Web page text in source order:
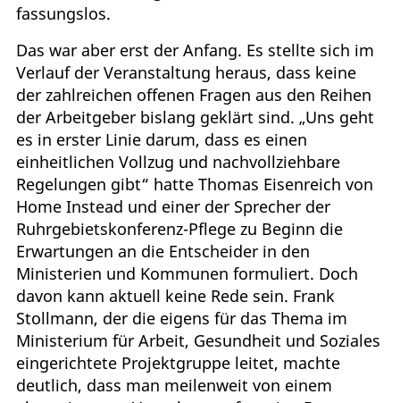
fassungslos.
Das war aber erst der Anfang. Es stellte sich im
Verlauf der Veranstaltung heraus, dass keine
der zahlreichen offenen Fragen aus den Reihen
der Arbeitgeber bislang geklärt sind. „Uns geht
es in erster Linie darum, dass es einen
einheitlichen Vollzug und nachvollziehbare
Regelungen gibt“ hatte Thomas Eisenreich von
Home Instead und einer der Sprecher der
Ruhrgebietskonferenz-Pflege zu Beginn die
Erwartungen an die Entscheider in den
Ministerien und Kommunen formuliert. Doch
davon kann aktuell keine Rede sein. Frank
Stollmann, der die eigens für das Thema im
Ministerium für Arbeit, Gesundheit und Soziales
eingerichtete Projektgruppe leitet, machte
deutlich, dass man meilenweit von einem